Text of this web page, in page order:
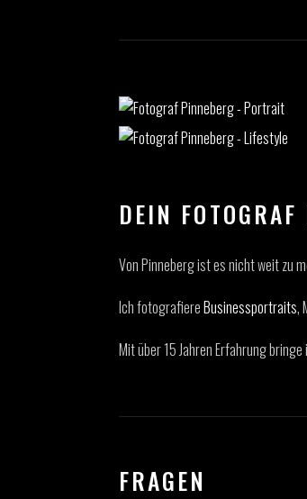
DEIN
Von Pinneberg ist es nicht weit zu
Ich fotografiereBusinessportraits,
Mit über 15 Jahren Erfahrung
FRAGEN